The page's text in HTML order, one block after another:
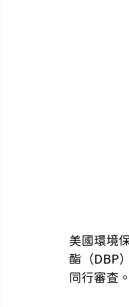
美國環境
酯（DBP
同行審查